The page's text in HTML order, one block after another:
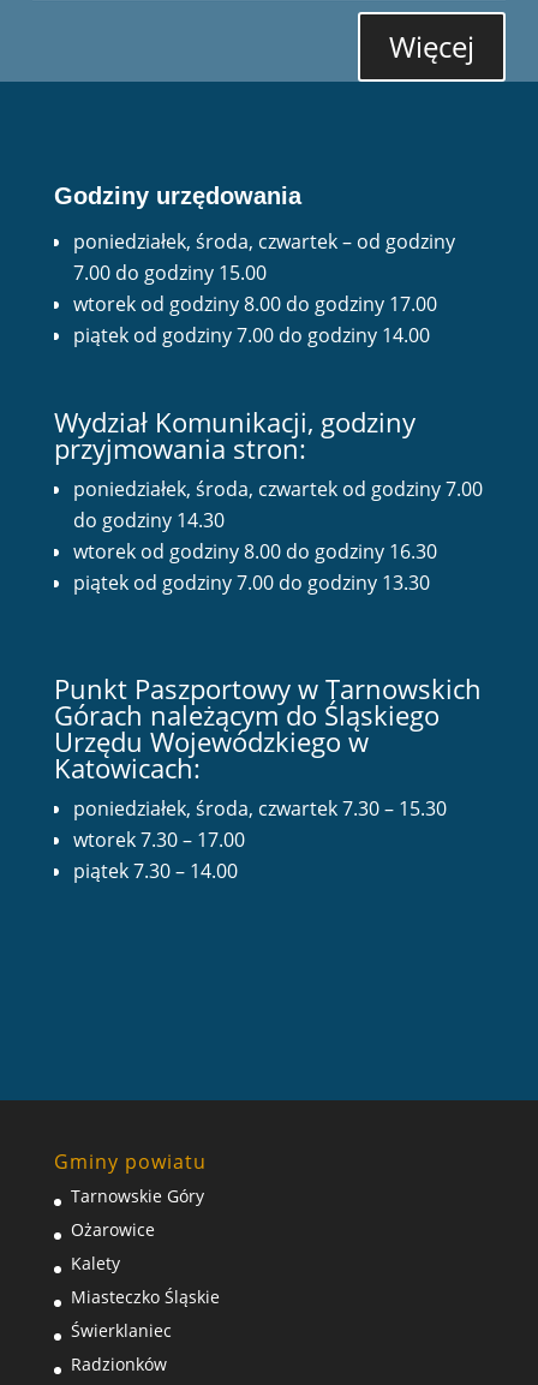
Więcej
Godziny urzędowania
poniedziałek, środa, czwartek – od godziny
7.00 do godziny 15.00
wtorek od godziny 8.00 do godziny 17.00
piątek od godziny 7.00 do godziny 14.00
Wydział Komunikacji, godziny
przyjmowania stron:
poniedziałek, środa, czwartek od godziny 7.00
do godziny 14.30
wtorek od godziny 8.00 do godziny 16.30
piątek od godziny 7.00 do godziny 13.30
Punkt Paszportowy w Tarnowskich
Górach należącym do Śląskiego
Urzędu Wojewódzkiego w
Katowicach:
poniedziałek, środa, czwartek 7.30 – 15.30
wtorek 7.30 – 17.00
piątek 7.30 – 14.00
Gminy powiatu
Tarnowskie Góry
Ożarowice
Kalety
Miasteczko Śląskie
Świerklaniec
Radzionków